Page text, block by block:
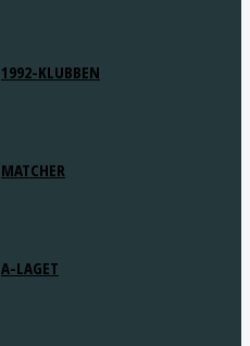
1992-KLUBBEN
MATCHER
A-LAGET